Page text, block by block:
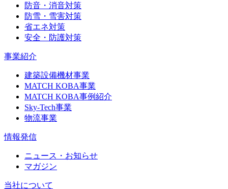
防音・消音対策
防雪・雪害対策
省エネ対策
安全・防護対策
事業紹介
建築設備機材事業
MATCH KOBA事業
MATCH KOBA事例紹介
Sky-Tech事業
物流事業
情報発信
ニュース・お知らせ
マガジン
当社について